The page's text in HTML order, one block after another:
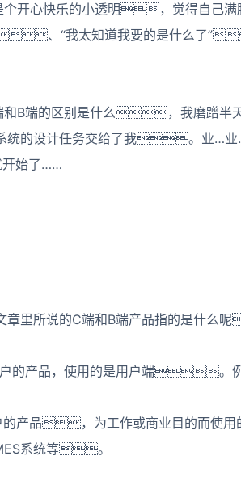
开心快乐的小透明，觉得自己满
、“我太知道我要的是什么了
B端的区别是什么，我磨蹭
的设计任务交给了我。业…业
始了……
里所说的C端和B端产品指的是什么
用户的产品，使用的是用户端
户的产品，为工作或商业目
系统等。